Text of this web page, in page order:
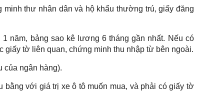
minh thư nhân dân và hộ khẩu thường trú, giấy đăng
năm, bảng sao kê lương 6 tháng gần nhất. Nếu có
giấy tờ liên quan, chứng minh thu nhập từ bên ngoài.
của ngân hàng).
bằng với giá trị xe ô tô muốn mua, và phải có giấy tờ